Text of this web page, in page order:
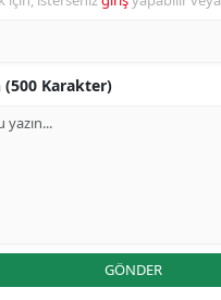
(500 Karakter)
GÖNDER